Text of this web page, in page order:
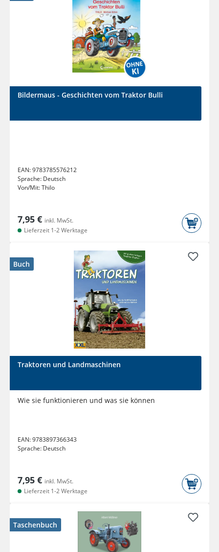
Bildermaus - Geschichten vom Traktor Bulli
EAN:9783785576212
Sprache: Deutsch
Von/Mit:Thilo
7,95 € inkl. MwSt.
Lieferzeit 1-2 Werktage
Buch
Traktoren und Landmaschinen
Wie sie funktionieren und was sie können
EAN:9783897366343
Sprache: Deutsch
7,95 € inkl. MwSt.
Lieferzeit 1-2 Werktage
Taschenbuch